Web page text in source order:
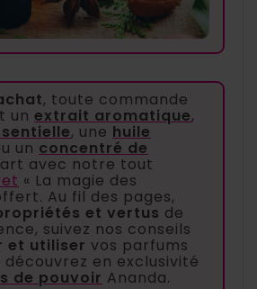
, toute commande
un extrait aromatique,
, une huile
un concentré de
avec notre tout
« La magie des
Au fil des pages,
et vertus de
suivez nos conseils
et utiliser vos parfums
découvrez en exclusivité
de pouvoir Ananda.